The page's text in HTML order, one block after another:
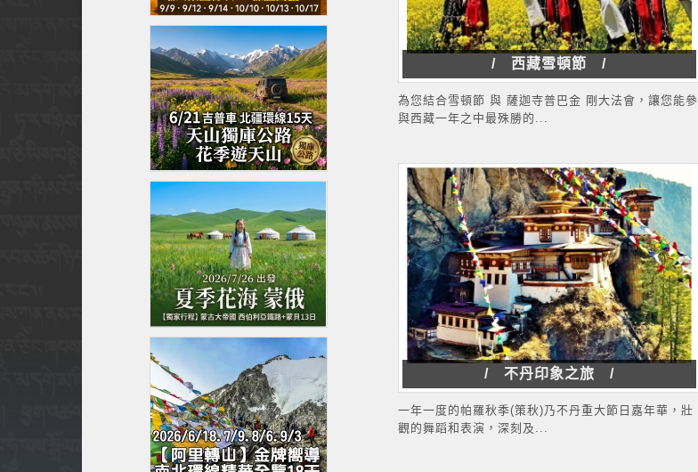
/ 西藏雪頓節 /
為您結合雪頓節 與 薩迦寺普巴金 剛大法會，讓您能參
與西藏一年之中最殊勝的...
/ 不丹印象之旅 /
一年一度的帕羅秋季(策秋)乃不丹重大節日嘉年華，壯
觀的舞蹈和表演，深刻及...